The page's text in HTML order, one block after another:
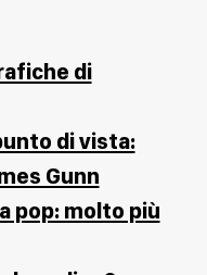
di
di vista:
Gunn
pop: molto più